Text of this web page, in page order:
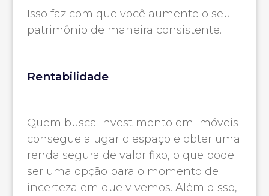
Isso faz com que você aumente o seu
patrimônio de maneira consistente.
Rentabilidade
Quem busca investimento em imóveis
consegue alugar o espaço e obter uma
renda segura de valor fixo, o que pode
ser uma opção para o momento de
incerteza em que vivemos. Além disso,